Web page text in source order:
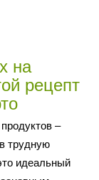
на
рецепт
–
трудную
идеальный